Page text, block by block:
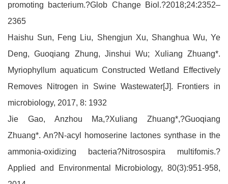
promoting bacterium.?Glob Change Biol.?2018;24:2352–
2365
Haishu Sun, Feng Liu, Shengjun Xu, Shanghua Wu, Ye
Deng, Guoqiang Zhung, Jinshui Wu; Xuliang Zhuang*.
Myriophyllum aquaticum Constructed Wetland Effectively
Removes Nitrogen in Swine Wastewater[J]. Frontiers in
microbiology, 2017, 8: 1932
Jie Gao, Anzhou Ma,?Xuliang Zhuang*,?Guoqiang
Zhuang*. An?N-acyl homoserine lactones synthase in the
ammonia-oxidizing bacteria?Nitrosospira multifomis.?
Applied and Environmental Microbiology, 80(3):951-958,